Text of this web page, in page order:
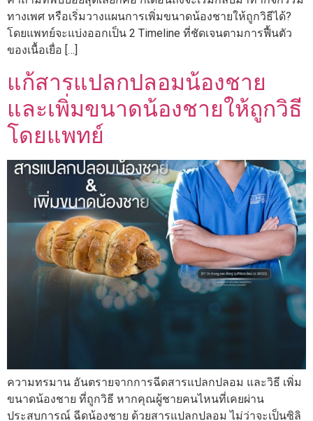
ทางเพศ หรือเริ่มวางแผนการเพิ่มขนาดน้องชายให้ถูกวิธีได้?
โดยแพทย์จะแบ่งออกเป็น 2 Timeline ที่ชัดเจนตามการฟื้นตัว
ของเนื้อเยื่อ […]
แก้สารแปลกปลอมน้องชาย
และเพิ่มขนาดน้องชายให้ถูกวิธี
โดยแพทย์
ความทรมาน อันตรายจากการฉีดสารแปลกปลอม และวิธี เพิ่ม
ขนาดน้องชาย ที่ถูกวิธี หากคุณผู้ชายคนไหนที่เคยผ่าน
ประสบการณ์ ฉีดน้องชาย ด้วยสารแปลกปลอม ไม่ว่าจะเป็นซิลิ